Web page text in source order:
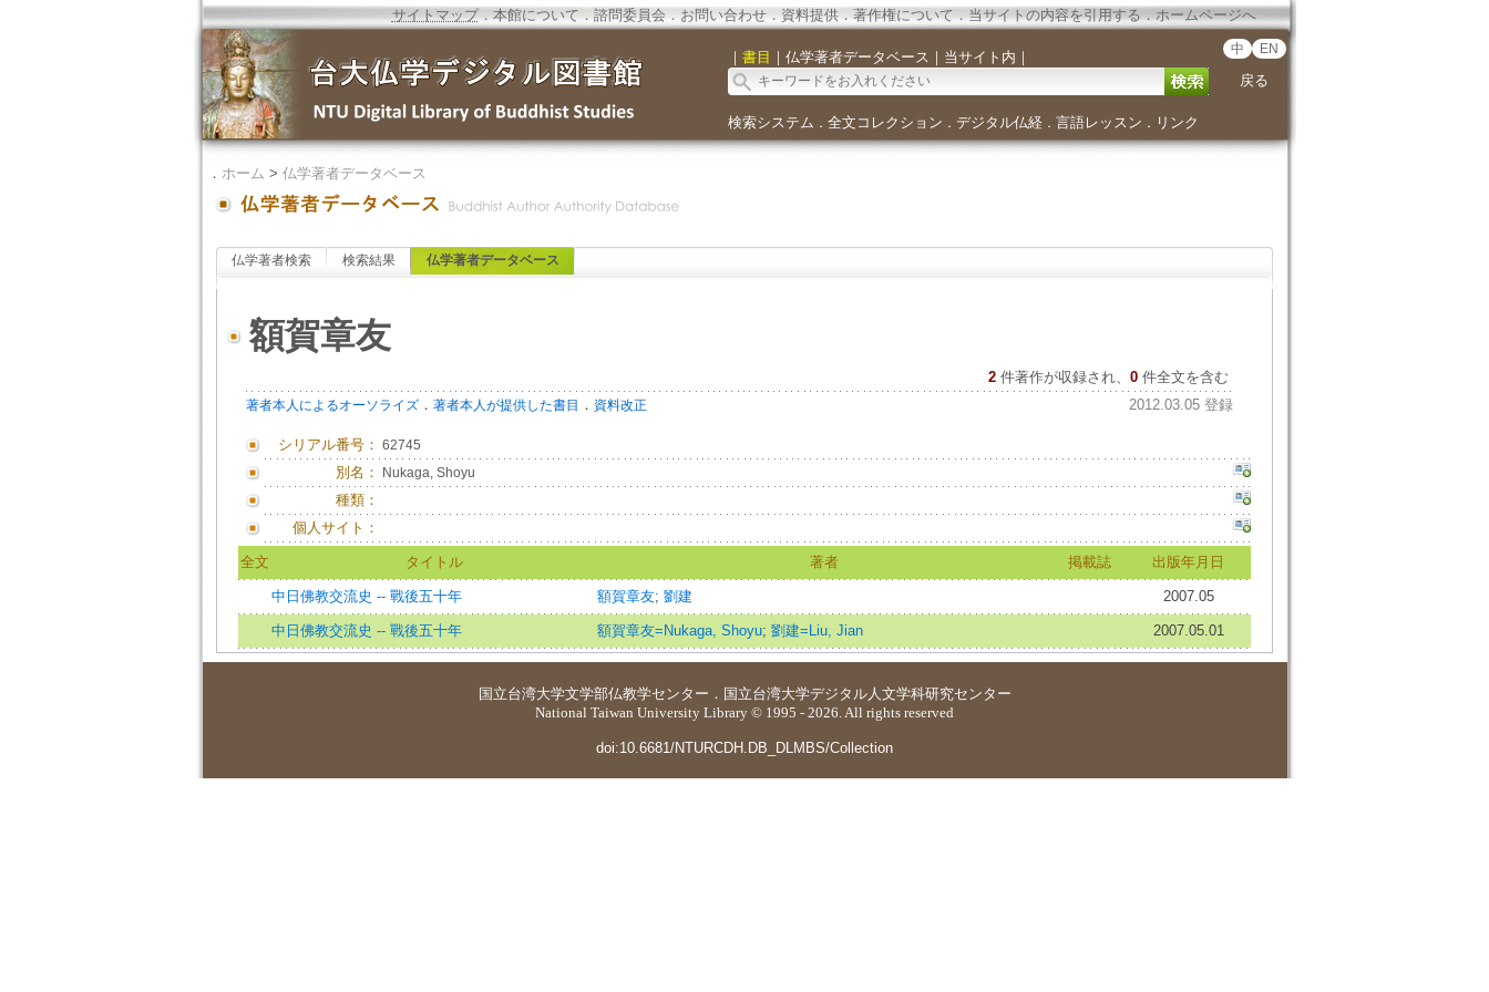
サイトマップ．本館について．諮問委員会． お問い合わせ． 資料提供．著作権について．当サイトの内容を引用する．ホームページへ
｜ 書目 ｜ 仏学著者データベース ｜ 当サイト内 ｜ 中 EN
戻る
検索システム ． 全文コレクション ． デジタル仏経． 言語レッスン ． リンク
． ホーム > 仏学著者データベース
仏学著者検索 検索結果 仏学著者データベース
額賀章友
2 件著作が収録され、 0件全文を含む
著者本人によるオーソライズ． 著者本人が提供した書目 ． 資料改正 2012.03.05 登録
シリアル番号： 62745
別名： Nukaga, Shoyu
種類：
個人サイト：
全文 タイトル 著者 掲載誌 出版年月日
中日佛教交流史 -- 戰後五十年 額賀章友; 劉建 2007.05
中日佛教交流史 -- 戰後五十年 額賀章友=Nukaga, Shoyu; 劉建=Liu, Jian 2007.05.01
国立台湾大学文学部仏教学センター ． 国立台湾大学デジタル人文学科研究センター
National Taiwan University Library © 1995 - 2026. All rights reserved
doi:10.6681/NTURCDH.DB_DLMBS/Collection